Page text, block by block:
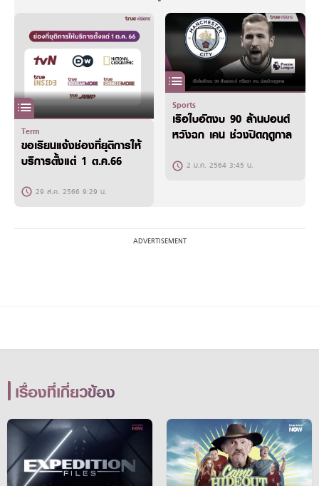
Term
ขอเรียนแจ้งช่องที่ยุติการให้
บริการตั้งแต่ 1 ต.ค.66
29 ส.ค. 2566 9:29 น.
Sports
เรือใบอัดงบ 90 ล้านปอนด์
หวังฉก เคน ช่วงปิดฤดูกาล
2 ม.ค. 2564 3:45 น.
เรื่องที่เกี่ยวข้อง